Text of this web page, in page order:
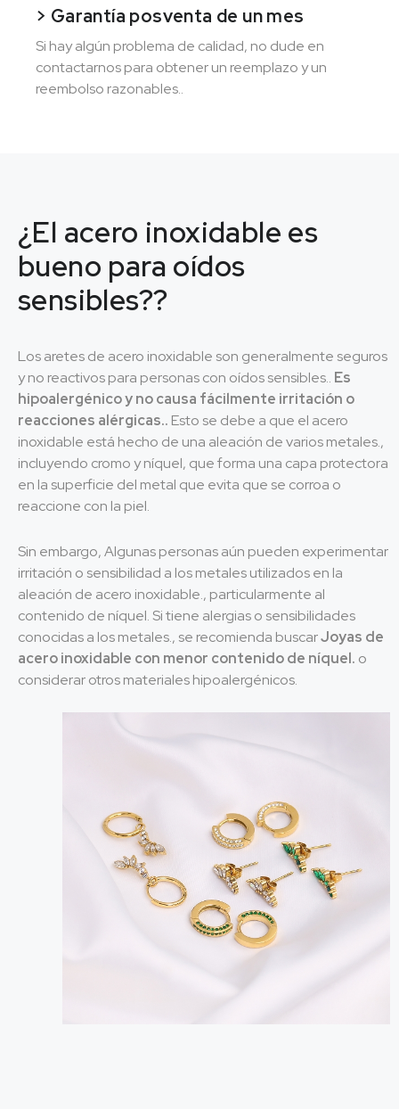
> Garantía posventa de un mes
Si hay algún problema de calidad, no dude en
contactarnos para obtener un reemplazo y un
reembolso razonables..
¿El acero inoxidable es
bueno para oídos
sensibles??
Los aretes de acero inoxidable son generalmente seguros
y no reactivos para personas con oídos sensibles.. Es
hipoalergénico y no causa fácilmente irritación o
reacciones alérgicas.. Esto se debe a que el acero
inoxidable está hecho de una aleación de varios metales.,
incluyendo cromo y níquel, que forma una capa protectora
en la superficie del metal que evita que se corroa o
reaccione con la piel.
Sin embargo, Algunas personas aún pueden experimentar
irritación o sensibilidad a los metales utilizados en la
aleación de acero inoxidable., particularmente al
contenido de níquel. Si tiene alergias o sensibilidades
conocidas a los metales., se recomienda buscarJoyas de
acero inoxidable con menor contenido de níquel. o
considerar otros materiales hipoalergénicos.